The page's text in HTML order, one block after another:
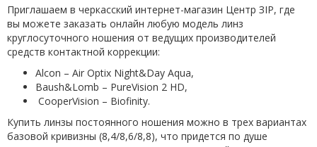
Приглашаем в черкасский интернет-магазин Центр ЗІР, где
вы можете заказать онлайн любую модель линз
круглосуточного ношения от ведущих производителей
средств контактной коррекции:
Alcon – Air Optix Night&Day Aqua,
Baush&Lomb – PureVision 2 HD,
CooperVision – Biofinity.
Купить линзы постоянного ношения можно в трех вариантах
базовой кривизны (8,4/8,6/8,8), что придется по душе